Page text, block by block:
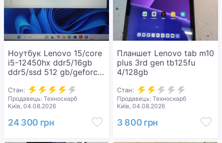
Ноутбук Lenovo 15/core
i5-12450hx ddr5/16gb
ddr5/ssd 512 gb/geforce
Стан:
Продавець: Техноскарб
Київ, 04.08.2026
24 300 грн
Планшет Lenovo tab m10
plus 3rd gen tb125fu
4/128gb
Стан:
Продавець: Техноскарб
Київ, 04.08.2026
3 800 грн